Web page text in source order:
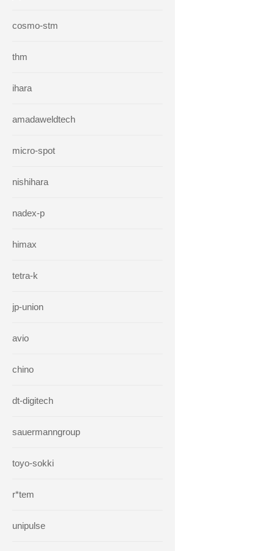
cosmo-stm
thm
ihara
amadaweldtech
micro-spot
nishihara
nadex-p
himax
tetra-k
jp-union
avio
chino
dt-digitech
sauermanngroup
toyo-sokki
r*tem
unipulse